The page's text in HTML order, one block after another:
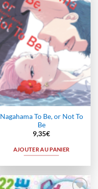
wishlist
Nagahama To Be, or Not To
Be
9,35€
AJOUTER AU PANIER